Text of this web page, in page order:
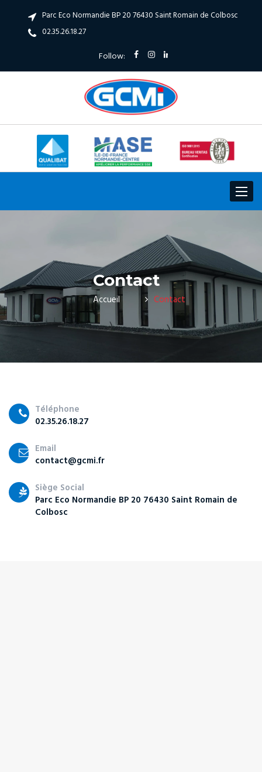
Parc Eco Normandie BP 20 76430 Saint Romain de Colbosc
02.35.26.18.27
Follow:
Toggle
Contact
Accueil Contact
Téléphone
02.35.26.18.27
Email
contact@gcmi.fr
Siège Social
Parc Eco Normandie BP 20 76430 Saint Romain de
Colbosc